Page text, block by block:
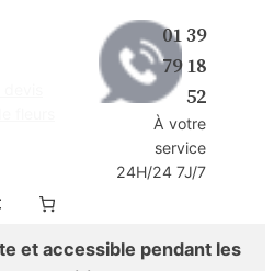
01 39
79 18
52
À votre
service
24H/24 7J/7
et accessible pendant les